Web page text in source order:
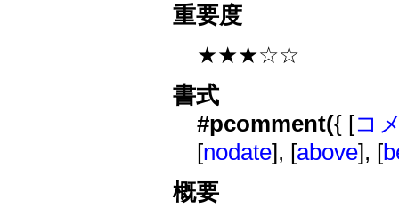
重要度
★★★☆☆
書式
#pcomment({ [コ
[nodate], [above], [
概要